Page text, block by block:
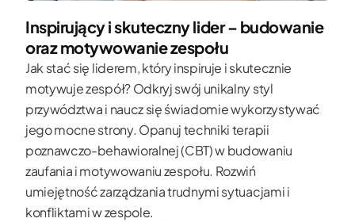
Inspirujący i skuteczny lider – budowanie
oraz motywowanie zespołu
Jak stać się liderem, który inspiruje i skutecznie
motywuje zespół? Odkryj swój unikalny styl
przywództwa i naucz się świadomie wykorzystywać
jego mocne strony. Opanuj techniki terapii
poznawczo-behawioralnej (CBT) w budowaniu
zaufania i motywowaniu zespołu. Rozwiń
umiejętność zarządzania trudnymi sytuacjami i
konfliktami w zespole.